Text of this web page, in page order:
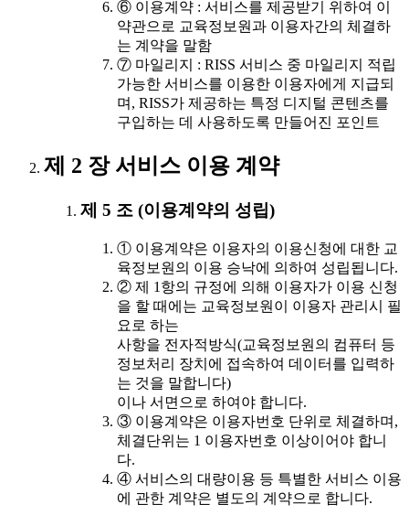
⑥ 이용계약 : 서비스를 제공받기 위하여 이
약관으로 교육정보원과 이용자간의 체결하
는 계약을 말함
⑦ 마일리지 : RISS 서비스 중 마일리지 적립
가능한 서비스를 이용한 이용자에게 지급되
며, RISS가 제공하는 특정 디지털 콘텐츠를
구입하는 데 사용하도록 만들어진 포인트
제 2 장 서비스 이용 계약
제 5 조 (이용계약의 성립)
① 이용계약은 이용자의 이용신청에 대한 교
육정보원의 이용 승낙에 의하여 성립됩니다.
② 제 1항의 규정에 의해 이용자가 이용 신청
을 할 때에는 교육정보원이 이용자 관리시 필
요로 하는
사항을 전자적방식(교육정보원의 컴퓨터 등
정보처리 장치에 접속하여 데이터를 입력하
는 것을 말합니다)
이나 서면으로 하여야 합니다.
③ 이용계약은 이용자번호 단위로 체결하며,
체결단위는 1 이용자번호 이상이어야 합니
다.
④ 서비스의 대량이용 등 특별한 서비스 이용
에 관한 계약은 별도의 계약으로 합니다.